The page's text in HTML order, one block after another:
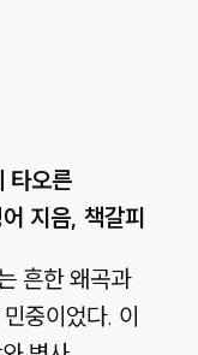
타오른
지음, 책갈피
흔한 왜곡과
중이었다. 이